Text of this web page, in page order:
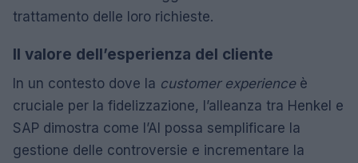
trattamento delle loro richieste.
Il valore dell’esperienza del cliente
In un contesto dove la customer experienceè
cruciale per la fidelizzazione, l’alleanza tra Henkel e
SAP dimostra come l’AI possa semplificare la
gestione delle controversie e incrementare la